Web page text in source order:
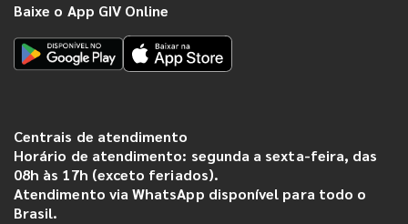
Baixe o App GIV Online
Centrais de atendimento
Horário de atendimento: segunda a sexta-feira, das
08h às 17h (exceto feriados).
Atendimento via WhatsApp disponível para todo o
Brasil.